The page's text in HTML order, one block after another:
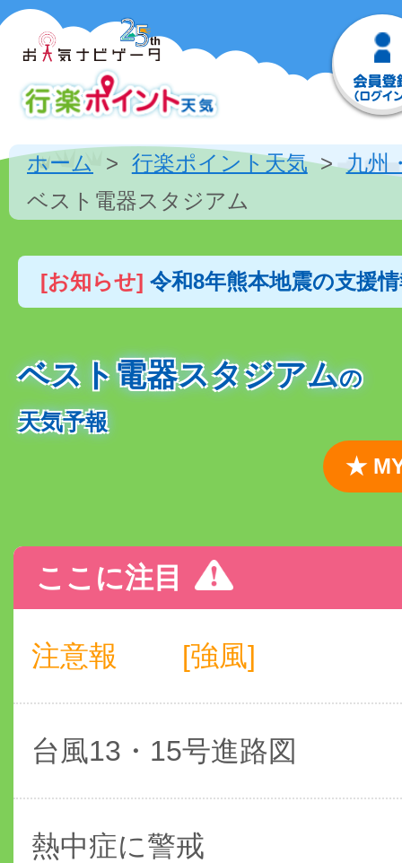
ホーム 行楽ポイント天気
九州
ベスト電器スタジアム
[お知らせ] 令和8年熊本地震の支援
ベスト電器スタジアムの
天気予報
★
ここに注目
注意報 [強風]
台風13・15号進路図
熱中症に警戒